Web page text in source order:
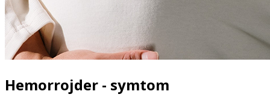
Hemorrojder - symtom